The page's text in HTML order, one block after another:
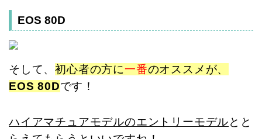
EOS 80D
そして、初心者の方に一番のオススメが、
EOS 80Dです！
ハイアマチュアモデルのエントリーモデルとと